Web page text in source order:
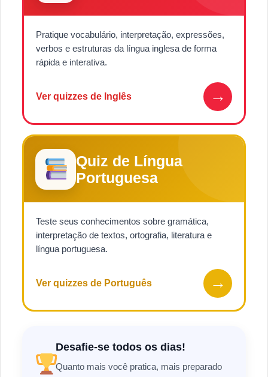
Pratique vocabulário, interpretação, expressões,
verbos e estruturas da língua inglesa de forma
rápida e interativa.
Ver quizzes de Inglês →
Quiz de Língua
Portuguesa
Teste seus conhecimentos sobre gramática,
interpretação de textos, ortografia, literatura e
língua portuguesa.
Ver quizzes de Português →
Desafie-se todos os dias!
Quanto mais você pratica, mais preparado